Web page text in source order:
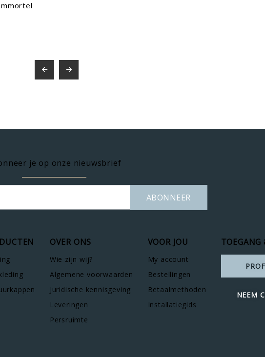
 
je op onze nieuwsbrief
ABONNEER
OVER ONS
Wie zijn wij?
Algemene voorwaarden
Juridische kennisgeving
Leveringen
Persruimte
VOOR JOU
My account
Bestellingen
Betaalmethoden
Installatiegids
TOEGANG
NEEM